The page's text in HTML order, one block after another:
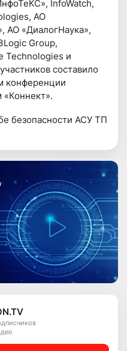
InfoWatch,
АО
АО «ДиалогНаука»,
Group,
Technologies и
составило
конференции
«Коннект».
безопасности АСУ ТП